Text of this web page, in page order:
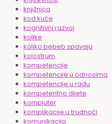
knjižnica
kod kuće
kognitivni razvoj
kolike
koliko bebeb spavaju
kolostrum
kompetencije
kompetencije u odnosima
kompetencije u radu
kompetentno dijete
kompjuter
komplikacije u trudnoći
komunikacija